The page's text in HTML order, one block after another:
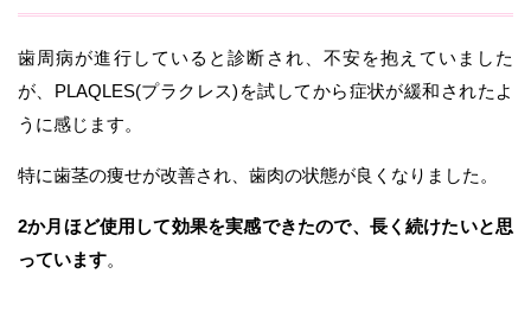
歯周病が進行していると診断され、不安を抱えていました
が、PLAQLES(プラクレス)を試してから症状が緩和されたよ
うに感じます。
特に歯茎の痩せが改善され、歯肉の状態が良くなりました。
2か月ほど使用して効果を実感できたので、長く続けたいと思
っています。